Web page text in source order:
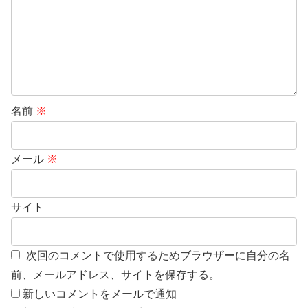
名前 ※
メール ※
サイト
次回のコメントで使用するためブラウザーに自分の名
前、メールアドレス、サイトを保存する。
新しいコメントをメールで通知